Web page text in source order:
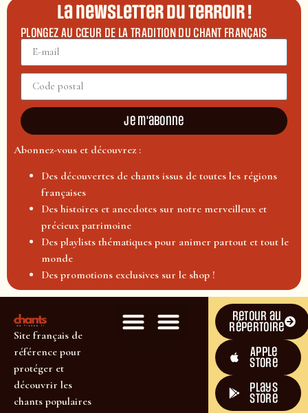
La newsletter du terroir !
PLONGEZ AU CŒUR DE LA TRADITION DU CHANT FRANÇAIS
Je m'abonne
Abonnez-vous et découvrez :
Des découvertes de chants issus de toutes les régions
françaises
Des histoires et anecdotes sur notre merveilleux et
précieux patrimoine
Des playlists thématiques pour animer partout et tout le
monde
Des promotions exclusives sur le shop !
Site français de
référence pour
protéger et
découvrir les
chants populaires
Retour au
répertoire
Apple
Store
plays
store